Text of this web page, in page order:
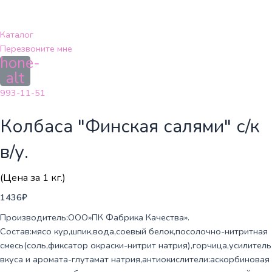
содержимому
Каталог
Перезвоните мне
alt
993-11-51
Колбаса "Финская салями" с/к
в/у.
(Цена за 1 кг.)
1436₽
Производитель:ООО»ПК Фабрика Качества».
Состав:мясо кур,шпик,вода,соевый белок,посолочно-нитритная
смесь(соль,фиксатор окраски-нитрит натрия),горчица,усилитель
вкуса и аромата-глутамат натрия,антиокислители:аскорбиновая